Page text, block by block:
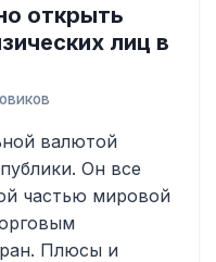
открыть
лиц в
валютой
Он все
частью мировой
Плюсы и